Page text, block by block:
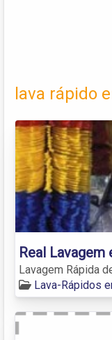
lava rápido
Real
Lavagem Rápida
Lava-Rápidos